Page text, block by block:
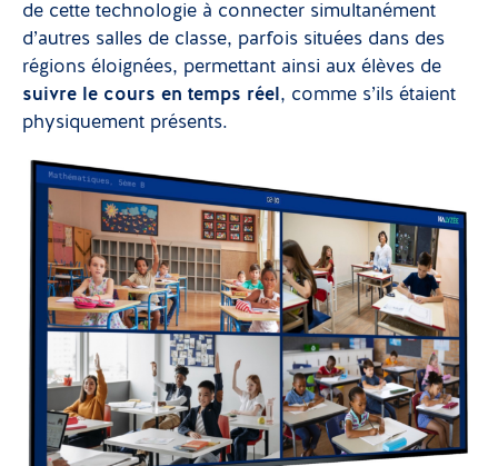
de cette technologie à connecter simultanément
d’autres salles de classe, parfois situées dans des
régions éloignées, permettant ainsi aux élèves de
suivre le cours en temps réel , comme s’ils étaient
physiquement présents.